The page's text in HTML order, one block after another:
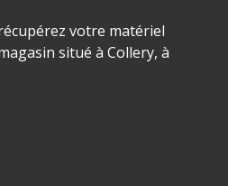
votre matériel
situé à Collery, à